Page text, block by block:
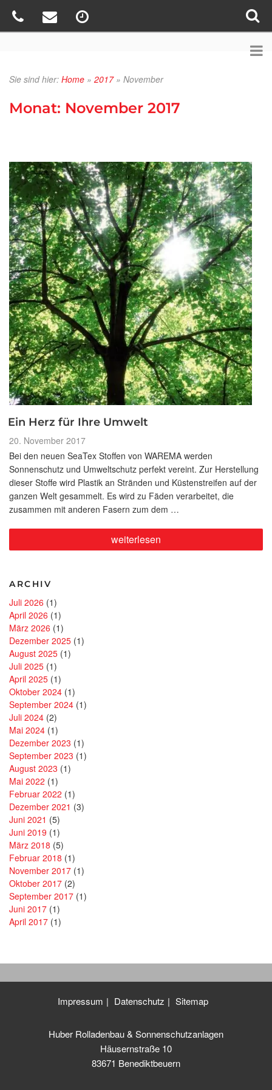
Sie sind hier: Home » 2017» November
Monat: November 2017
Ein Herz für Ihre Umwelt
Veröffentlicht
am
20. November 2017
Bei den neuen SeaTex Stoffen von WAREMA werden
Sonnenschutz und Umweltschutz perfekt vereint. Zur Herstellung
dieser Stoffe wird Plastik an Stränden und Küstenstreifen auf der
ganzen Welt gesammelt. Es wird zu Fäden verarbeitet, die
zusammen mit anderen Fasern zum dem …
„Ein
Herz
weiterlesen
ARCHIV
Juli 2026 (1)
April 2026 (1)
März 2026 (1)
Dezember 2025 (1)
August 2025 (1)
Juli 2025 (1)
April 2025 (1)
Oktober 2024 (1)
September 2024 (1)
Juli 2024 (2)
Mai 2024 (1)
Dezember 2023 (1)
September 2023 (1)
August 2023 (1)
Mai 2022 (1)
Februar 2022 (1)
Dezember 2021 (3)
Juni 2021 (5)
Juni 2019 (1)
März 2018 (5)
Februar 2018 (1)
November 2017 (1)
Oktober 2017 (2)
September 2017 (1)
Juni 2017 (1)
April 2017 (1)
Impressum Datenschutz Sitemap
Huber Rolladenbau & Sonnenschutzanlagen
Häusernstraße 10
83671 Benediktbeuern